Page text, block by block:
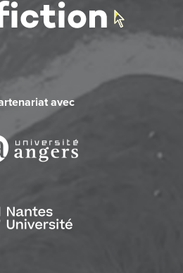
avec